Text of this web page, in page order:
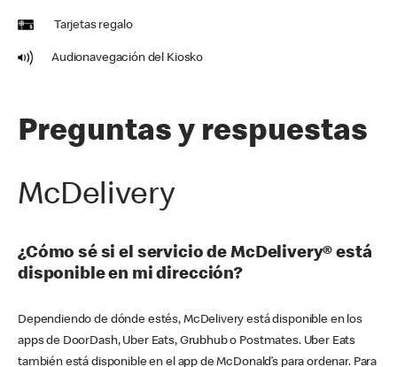
Tarjetas regalo
Audionavegación del Kiosko
Preguntas y respuestas
McDelivery
¿Cómo sé si el servicio de McDelivery® está
disponible en mi dirección?
Dependiendo de dónde estés, McDelivery está disponible en los
apps de DoorDash, Uber Eats, Grubhub o Postmates. Uber Eats
también está disponible en el app de McDonald’s para ordenar. Para